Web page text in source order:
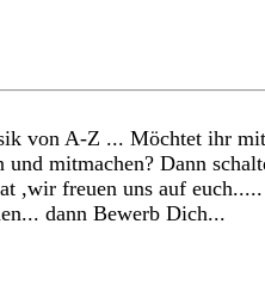
von A-Z ... Möchtet ihr mit
und mitmachen? Dann
,wir freuen uns auf euch.....
dann Bewerb Dich...